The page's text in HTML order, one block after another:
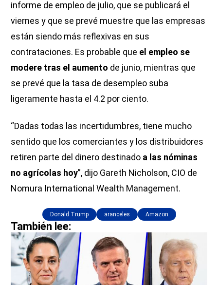
informe de empleo de julio, que se publicará el
viernes y que se prevé muestre que las empresas
están siendo más reflexivas en sus
contrataciones. Es probable que el empleo se
modere tras el aumento de junio, mientras que
se prevé que la tasa de desempleo suba
ligeramente hasta el 4.2 por ciento.
“Dadas todas las incertidumbres, tiene mucho
sentido que los comerciantes y los distribuidores
retiren parte del dinero destinado a las nóminas
no agrícolas hoy”, dijo Gareth Nicholson, CIO de
Nomura International Wealth Management.
Donald Trump aranceles Amazon
También lee: